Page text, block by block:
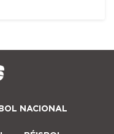
NACIONAL